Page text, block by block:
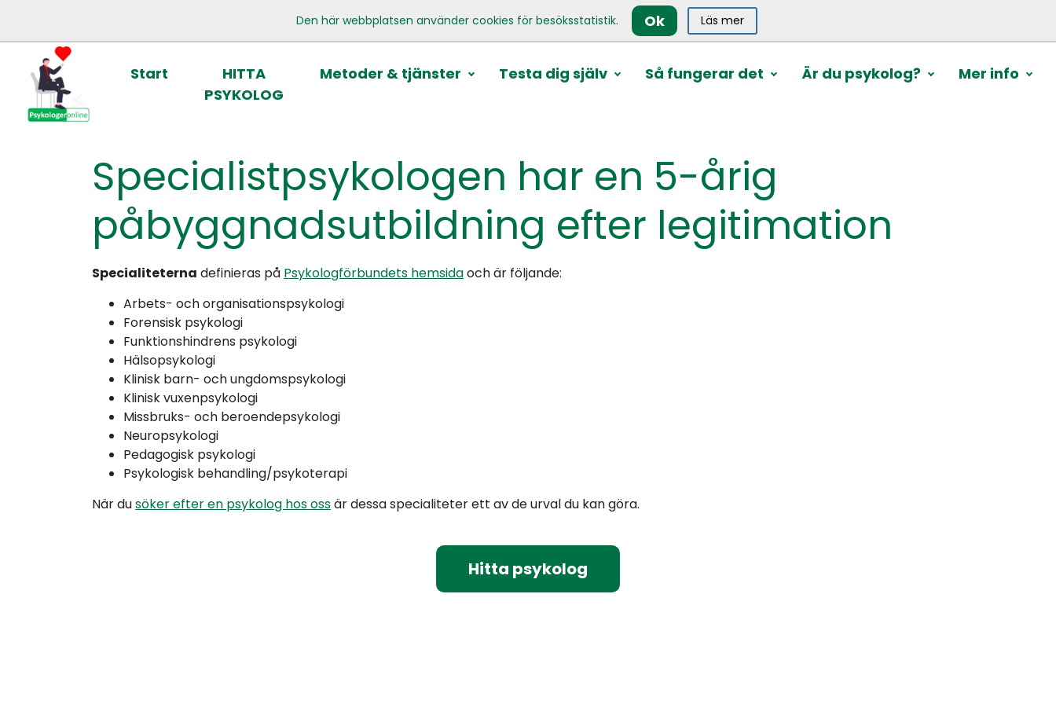
Den här webbplatsen använder cookies för besöksstatistik. Ok Läs mer
Start
HITTA
PSYKOLOG
Metoder & tjänster Testa dig själv Så fungerar det Är du psykolog? Mer info
Specialistpsykologen har en 5-årig
påbyggnadsutbildning efter legitimation
Specialiteterna definieras på Psykologförbundets hemsidaoch är följande:
Arbets- och organisationspsykologi
Forensisk psykologi
Funktionshindrens psykologi
Hälsopsykologi
Klinisk barn- och ungdomspsykologi
Klinisk vuxenpsykologi
Missbruks- och beroendepsykologi
Neuropsykologi
Pedagogisk psykologi
Psykologisk behandling/psykoterapi
När dusöker efter en psykolog hos ossär dessa specialiteter ett av de urval du kan göra.
Hitta psykolog